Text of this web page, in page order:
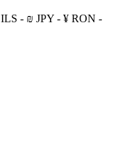
ILS - ₪ JPY - ¥ RON -